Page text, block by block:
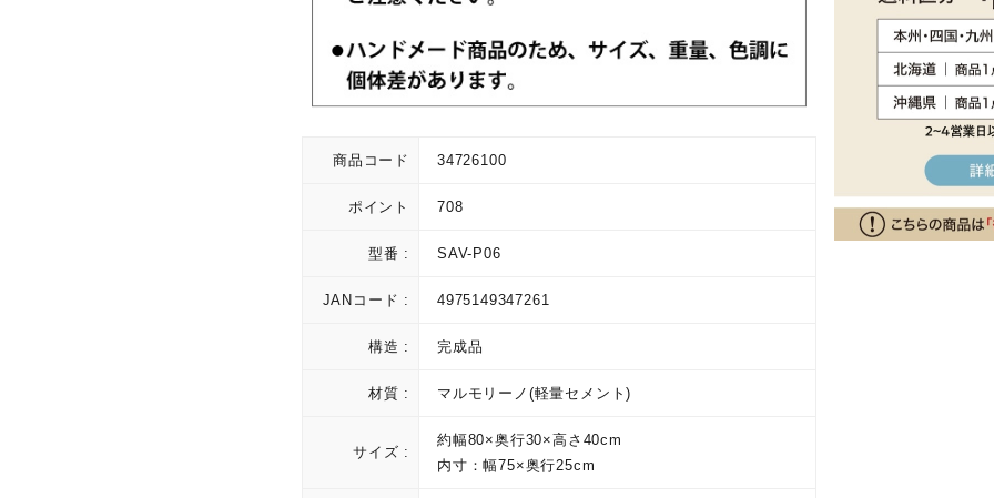
商品コード 34726100
ポイント 708
型番 : SAV-P06
JANコード : 4975149347261
構造 : 完成品
材質 : マルモリーノ(軽量セメント)
サイズ :
約幅80×奥行30×高さ40cm
内寸：幅75×奥行25cm